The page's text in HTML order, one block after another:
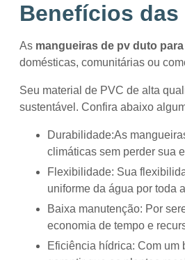
Benefícios das
As mangueiras de pv duto
domésticas, comunitárias ou
Seu material de PVC de alta
sustentável. Confira abaixo
Durabilidade:As mangueiras de PVC são duráveis e resistentes, podendo suportar o desgaste diário e as variações
climáticas sem perder sua
Flexibilidade: Sua flexibilidade facilita a instalação em diferentes tipos de terreno, permitindo uma distribuição
uniforme da água por toda
Baixa manutenção: Por serem resistentes, as mangueiras de PVC exigem pouca manutenção, proporcionando
economia de tempo e
Eficiência hídrica: Com um bom sistema de irrigação utilizando mangueiras de PVC, é possível economizar água e